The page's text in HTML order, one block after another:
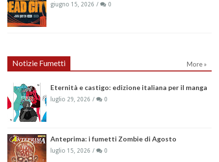
giugno 15, 2026 0
Notizie Fumetti More »
Eternità e castigo: edizione italiana per il manga
luglio 29, 2026 0
Anteprima: i fumetti Zombie di Agosto
luglio 15, 2026 0